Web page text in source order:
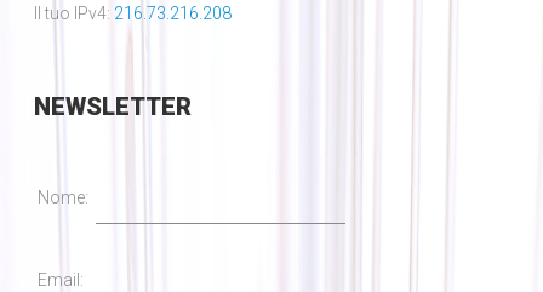
Il tuo IPv4: 216.73.216.208
NEWSLETTER
Nome:
Email: